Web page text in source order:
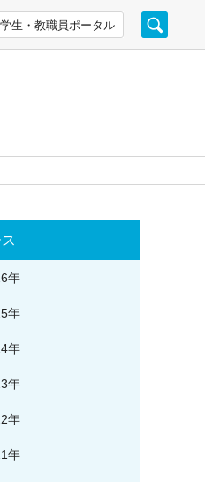
年
年
年
年
年
年
学生・教職員ポータル